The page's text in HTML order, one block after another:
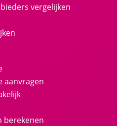
vergelijken
aanvragen
berekenen